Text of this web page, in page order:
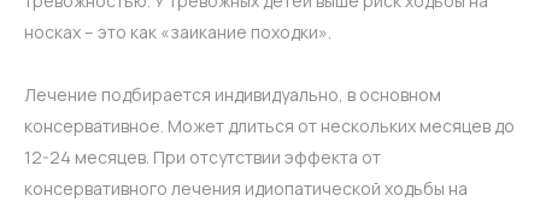
носках – это как «заикание походки».
Лечение подбирается индивидуально, в основном
консервативное. Может длиться от нескольких месяцев до
12-24 месяцев. При отсутствии эффекта от
консервативного лечения идиопатической ходьбы на